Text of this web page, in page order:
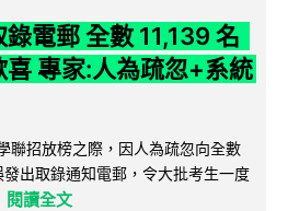
電郵 全數 11,139 名
喜 專家:人為疏忽+系統
聯招放榜之際，因人為疏忽向全數
出取錄通知電郵，令大批考生一度
閱讀全文